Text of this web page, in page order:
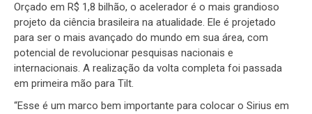
Orçado em R$ 1,8 bilhão, o acelerador é o mais grandioso
projeto da ciência brasileira na atualidade. Ele é projetado
para ser o mais avançado do mundo em sua área, com
potencial de revolucionar pesquisas nacionais e
internacionais. A realização da volta completa foi passada
em primeira mão para Tilt.
“Esse é um marco bem importante para colocar o Sirius em